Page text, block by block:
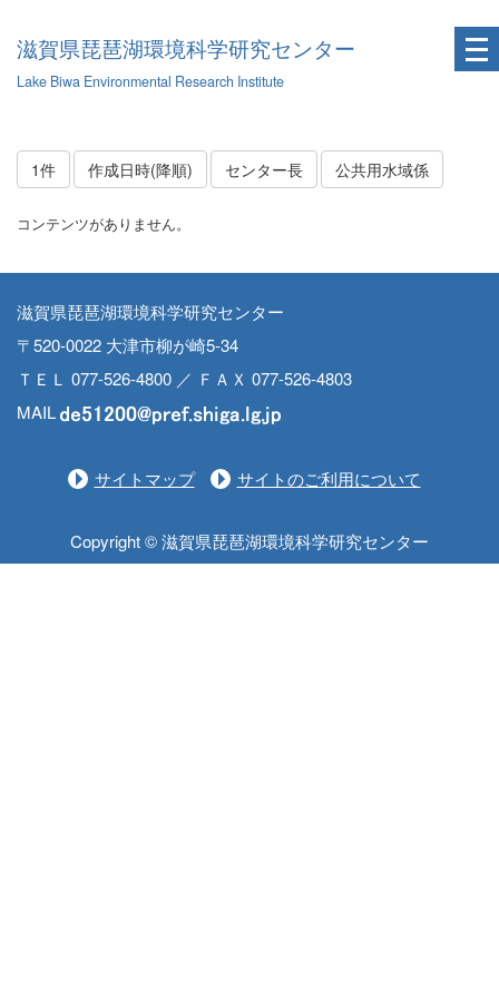
滋賀県琵琶湖環境科学研究センター
Lake Biwa Environmental Research Institute
1件 作成日時(降順) センター長 公共用水域係
コンテンツがありません。
滋賀県琵琶湖環境科学研究センター
〒520-0022 大津市柳が崎5-34
ＴＥＬ 077-526-4800 ／ ＦＡＸ 077-526-4803
MAIL
サイトマップ サイトのご利用について
Copyright © 滋賀県琵琶湖環境科学研究センター